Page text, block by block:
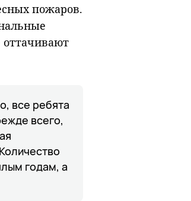
пожаров.
все ребята
всего,
годам, а